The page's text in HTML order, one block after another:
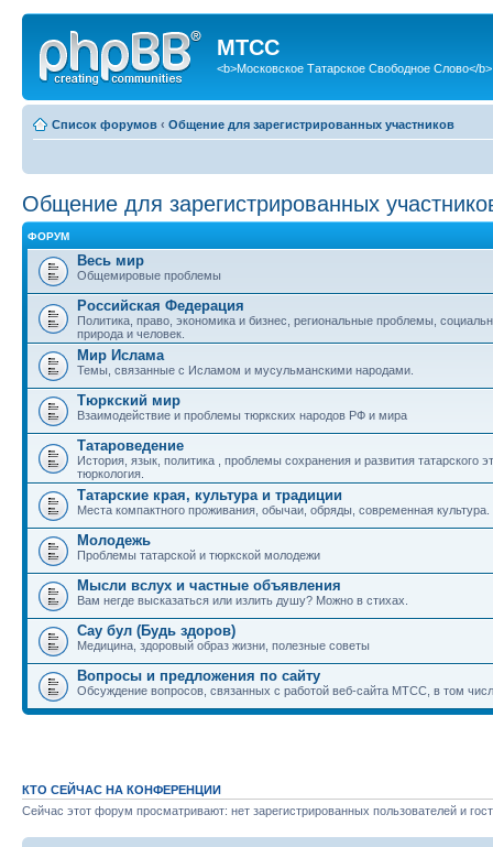
МТСС
<b>Московское Татарское Свободное Слово</b>
Список форумов ‹ Общение для зарегистрированных участников
Общение для зарегистрированных
ФОРУМ
Весь мир
Общемировые проблемы
Российская Федерация
Политика, право, экономика и бизнес, региональные проблемы,
природа и человек.
Мир Ислама
Темы, связанные с Исламом и мусульманскими народами.
Тюркский мир
Взаимодействие и проблемы тюркских народов РФ и мира
Татароведение
История, язык, политика , проблемы сохранения и развития татарского
тюркология.
Татарские края, культура и традиции
Места компактного проживания, обычаи, обряды, современная культура.
Молодежь
Проблемы татарской и тюркской молодежи
Мысли вслух и частные объявления
Вам негде высказаться или излить душу? Можно в стихах.
Сау бул (Будь здоров)
Медицина, здоровый образ жизни, полезные советы
Вопросы и предложения по сайту
Обсуждение вопросов, связанных с работой веб-сайта МТСС, в том
КТО СЕЙЧАС НА КОНФЕРЕНЦИИ
Сейчас этот форум просматривают: нет зарегистрированных пользователей и